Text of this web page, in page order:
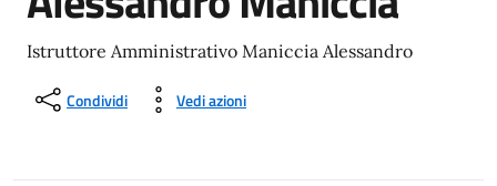
Istruttore Amministrativo Maniccia Alessandro
Condividi Vedi azioni